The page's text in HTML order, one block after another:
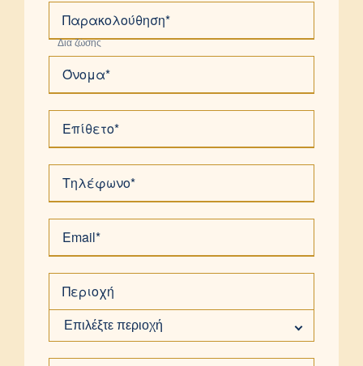
Παρακολούθηση*
Όνομα*
Επίθετο*
Τηλέφωνο*
Email*
Περιοχή
Επιλέξτε περιοχή